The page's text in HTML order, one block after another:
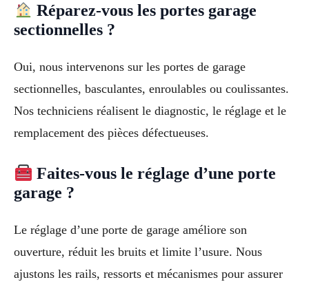
Réparez-vous les portes garage
sectionnelles ?
Oui, nous intervenons sur les portes de garage
sectionnelles, basculantes, enroulables ou coulissantes.
Nos techniciens réalisent le diagnostic, le réglage et le
remplacement des pièces défectueuses.
Faites-vous le réglage d’une porte
garage ?
Le réglage d’une porte de garage améliore son
ouverture, réduit les bruits et limite l’usure. Nous
ajustons les rails, ressorts et mécanismes pour assurer